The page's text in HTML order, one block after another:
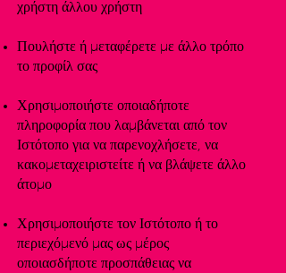
χρήστη άλλου χρήστη
Πουλήστε ή μεταφέρετε με άλλο τρόπο
το προφίλ σας
Χρησιμοποιήστε οποιαδήποτε
πληροφορία που λαμβάνεται από τον
Ιστότοπο για να παρενοχλήσετε, να
κακομεταχειριστείτε ή να βλάψετε άλλο
άτομο
Χρησιμοποιήστε τον Ιστότοπο ή το
περιεχόμενό μας ως μέρος
οποιασδήποτε προσπάθειας να